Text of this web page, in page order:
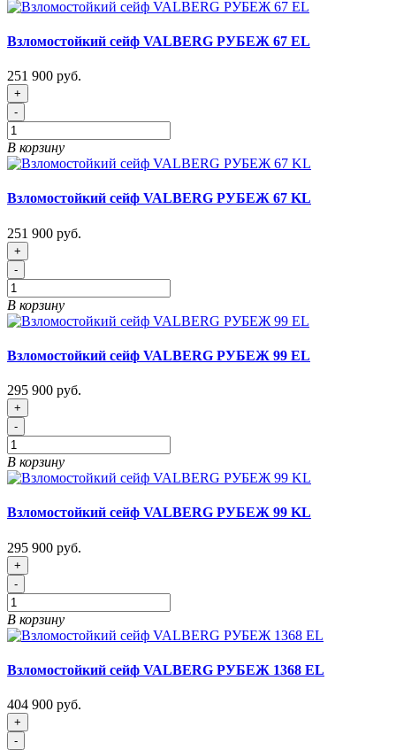
Взломостойкий сейф VALBERG РУБЕЖ 67 EL
251 900 руб.
+
-
В корзину
Взломостойкий сейф VALBERG РУБЕЖ 67 KL
251 900 руб.
+
-
В корзину
Взломостойкий сейф VALBERG РУБЕЖ 99 EL
295 900 руб.
+
-
В корзину
Взломостойкий сейф VALBERG РУБЕЖ 99 KL
295 900 руб.
+
-
В корзину
Взломостойкий сейф VALBERG РУБЕЖ 1368 EL
404 900 руб.
+
-